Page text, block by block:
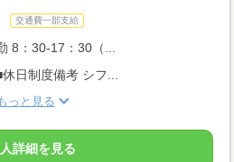
交通費一部支給
8：30-17：30（...
日制度備考 シフ...
っと見る
詳細を見る